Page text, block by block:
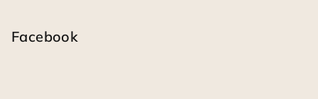
Facebook